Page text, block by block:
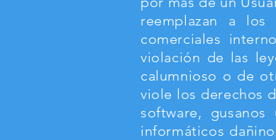
reemplazan a los
comerciales
violación de las
calumnioso o de
viole los derechos
software,
informáticos